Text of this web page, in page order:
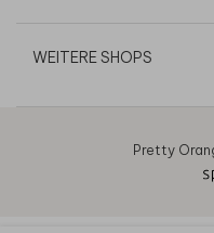
WEITERE SHOPS
Pretty